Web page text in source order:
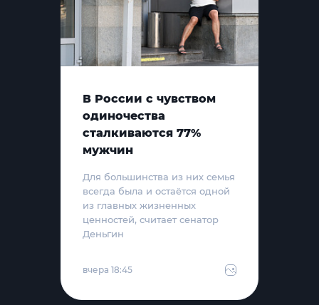
В России с чувством
одиночества
сталкиваются 77%
мужчин
Для большинства из них семья
всегда была и остаётся одной
из главных жизненных
ценностей, считает сенатор
Деньгин
вчера 18:45